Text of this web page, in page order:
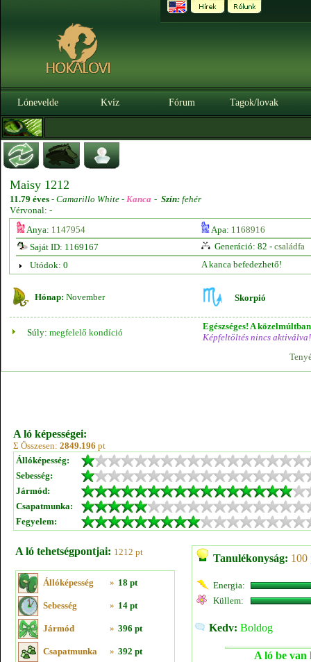
Lónevelde Kvíz Fórum Tagok/lovak
Maisy 1212
11.79 éves - Camarillo White - Kanca - Szín: fehér
Vérvonal: -
Anya: 1147954 Apa: 1168916
Saját ID: 1169167
Generáció: 82 - családfa
Utódok: 0
A kanca befedezhető!
Hónap: November Skorpió
Súly: megfelelő kondíció
Egészséges! A
Képfeltöltés nincs aktiválva!
A ló képességei:
Σ Összesen: 2849.196 pt
Állóképesség:
Sebesség:
Jármód:
Csapatmunka:
Fegyelem:
A ló tehetségpontjai: 1212 pt
Állóképesség » 18 pt
Sebesség » 14 pt
Jármód » 396 pt
Csapatmunka » 392 pt
Tanulékonyság: 100
Energia:
Küllem:
Kedv: Boldog
A ló be van